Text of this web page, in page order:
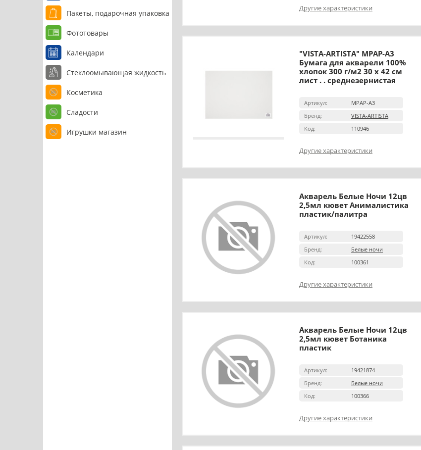
Пакеты, подарочная упаковка
Фототовары
Календари
Стеклоомывающая жидкость
Косметика
Сладости
Игрушки магазин
Другие характеристики
"VISTA-ARTISTA" MPAP-A3
Бумага для акварели 100%
хлопок 300 г/м2 30 х 42 см
лист . . среднезернистая
Артикул:
MPAP-A3
Бренд:
VISTA-ARTISTA
Код:
110946
Другие характеристики
Акварель Белые Ночи 12цв
2,5мл кювет Анималистика
пластик/палитра
Артикул:
19422558
Бренд:
Белые ночи
Код:
100361
Другие характеристики
Акварель Белые Ночи 12цв
2,5мл кювет Ботаника
пластик
Артикул:
19421874
Бренд:
Белые ночи
Код:
100366
Другие характеристики